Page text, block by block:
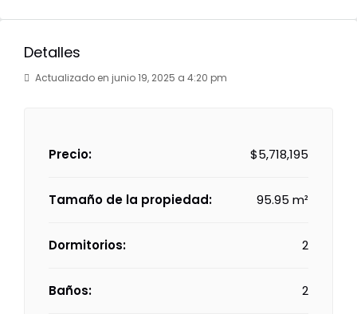
Detalles
Actualizado en junio 19, 2025 a 4:20 pm
Precio: $5,718,195
Tamaño de la propiedad: 95.95 m²
Dormitorios: 2
Baños: 2